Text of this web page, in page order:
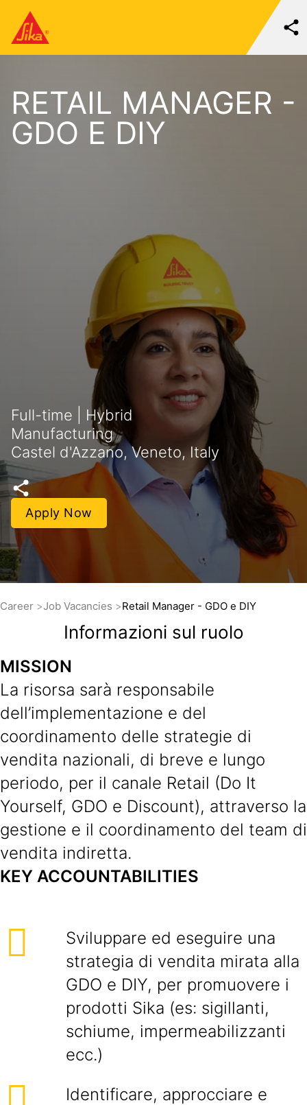
RETAIL MANAGER -
GDO E DIY
Full-time | Hybrid
Manufacturing
Castel d'Azzano, Veneto, Italy
Apply Now
Career Job Vacancies Retail Manager - GDO e DIY
Informazioni sul ruolo
MISSION
La risorsa sarà responsabile
dell’implementazione e del
coordinamento delle strategie di
vendita nazionali, di breve e lungo
periodo, per il canale Retail (Do It
Yourself, GDO e Discount), attraverso la
gestione e il coordinamento del team di
vendita indiretta.
KEY ACCOUNTABILITIES
Sviluppare ed eseguire una
strategia di vendita mirata alla
GDO e DIY, per promuovere i
prodotti Sika (es: sigillanti,
schiume, impermeabilizzanti
ecc.)
Identificare, approcciare e